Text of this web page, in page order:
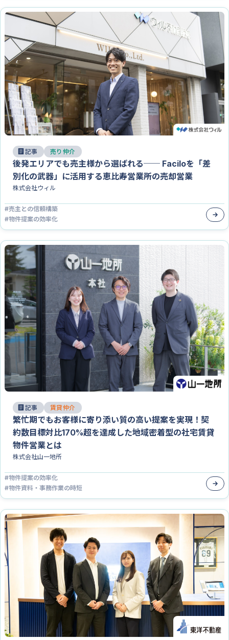
記事 売り仲介
後発エリアでも売主様から選ばれる── Faciloを「差
別化の武器」に活用する恵比寿営業所の売却営業
株式会社ウィル
#売主との信頼構築
#物件提案の効率化
記事 賃貸仲介
繁忙期でもお客様に寄り添い質の高い提案を実現！契
約数目標対比170%超を達成した地域密着型の社宅賃貸
物件営業とは
株式会社山一地所
#物件提案の効率化
#物件資料・事務作業の時短